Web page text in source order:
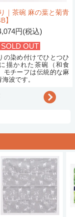
｜茶碗 麻の葉と菊青
】
円(税込)
SOLD OUT
の染め付けでひとつひ
描かれた茶碗（和食
モチーフは伝統的な麻
波です。